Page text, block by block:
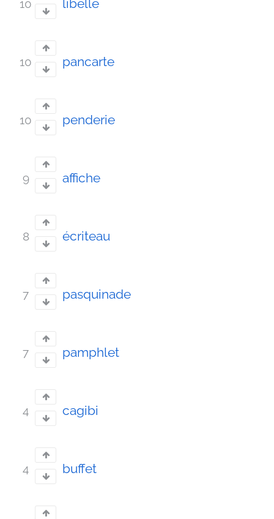
10 libelle
10 pancarte
10 penderie
9 affiche
8 écriteau
7 pasquinade
7 pamphlet
4 cagibi
4 buffet